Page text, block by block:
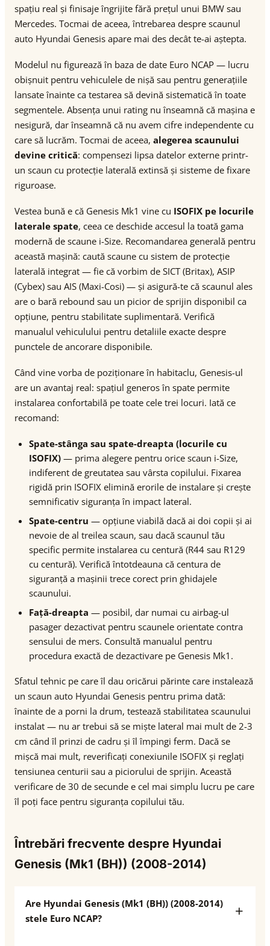
spațiu real și finisaje îngrijite fără prețul unui BMW sau
Mercedes. Tocmai de aceea, întrebarea despre scaunul
auto Hyundai Genesis apare mai des decât te-ai aștepta.
Modelul nu figurează în baza de date Euro NCAP — lucru
obișnuit pentru vehiculele de nișă sau pentru generațiile
lansate înainte ca testarea să devină sistematică în toate
segmentele. Absența unui rating nu înseamnă că mașina e
nesigură, dar înseamnă că nu avem cifre independente cu
care să lucrăm. Tocmai de aceea, alegerea scaunului
devine critică: compensezi lipsa datelor externe printr-
un scaun cu protecție laterală extinsă și sisteme de fixare
riguroase.
Vestea bună e că Genesis Mk1 vine cu ISOFIX pe locurile
laterale spate, ceea ce deschide accesul la toată gama
modernă de scaune i-Size. Recomandarea generală pentru
această mașină: caută scaune cu sistem de protecție
laterală integrat — fie că vorbim de SICT (Britax), ASIP
(Cybex) sau AIS (Maxi-Cosi) — și asigură-te că scaunul ales
are o bară rebound sau un picior de sprijin disponibil ca
opțiune, pentru stabilitate suplimentară. Verifică
manualul vehiculului pentru detaliile exacte despre
punctele de ancorare disponibile.
Când vine vorba de poziționare în habitaclu, Genesis-ul
are un avantaj real: spațiul generos în spate permite
instalarea confortabilă pe toate cele trei locuri. Iată ce
recomand:
Spate-stânga sau spate-dreapta (locurile cu
ISOFIX) — prima alegere pentru orice scaun i-Size,
indiferent de greutatea sau vârsta copilului. Fixarea
rigidă prin ISOFIX elimină erorile de instalare și crește
semnificativ siguranța în impact lateral.
Spate-centru — opțiune viabilă dacă ai doi copii și ai
nevoie de al treilea scaun, sau dacă scaunul tău
specific permite instalarea cu centură (R44 sau R129
cu centură). Verifică întotdeauna că centura de
siguranță a mașinii trece corect prin ghidajele
scaunului.
Față-dreapta — posibil, dar numai cu airbag-ul
pasager dezactivat pentru scaunele orientate contra
sensului de mers. Consultă manualul pentru
procedura exactă de dezactivare pe Genesis Mk1.
Sfatul tehnic pe care îl dau oricărui părinte care instalează
un scaun auto Hyundai Genesis pentru prima dată:
înainte de a porni la drum, testează stabilitatea scaunului
instalat — nu ar trebui să se miște lateral mai mult de 2-3
cm când îl prinzi de cadru și îl împingi ferm. Dacă se
mișcă mai mult, reverificați conexiunile ISOFIX și reglați
tensiunea centurii sau a piciorului de sprijin. Această
verificare de 30 de secunde e cel mai simplu lucru pe care
îl poți face pentru siguranța copilului tău.
Întrebări frecvente despre Hyundai
Genesis (Mk1 (BH)) (2008-2014)
Are Hyundai Genesis (Mk1 (BH)) (2008-2014)
stele Euro NCAP?